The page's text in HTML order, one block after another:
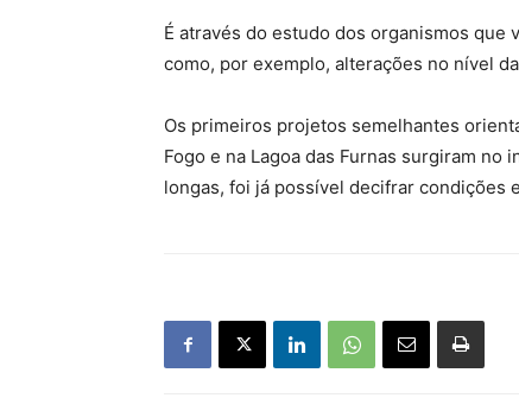
É através do estudo dos organismos
como, por exemplo, alterações no nível
Os primeiros projetos semelhantes
Fogo e na Lagoa das Furnas surgiram
longas, foi já possível decifrar condições